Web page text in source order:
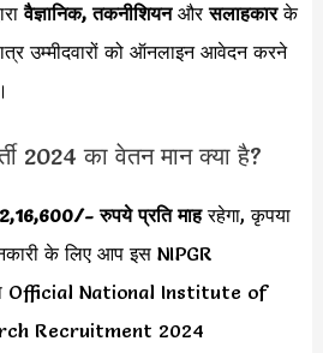
वैज्ञानिक, तकनीशियनऔरसलाहकारके
उम्मीदवारों को ऑनलाइन आवेदन करने
2024 का वेतन मान क्या है?
2,16,600/-रुपये प्रति माहरहेगा, कृपया
के लिए आप इस NIPGR
Official National Institute of
Recruitment 2024